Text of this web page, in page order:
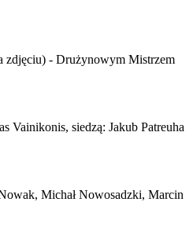
zdjęciu) - Drużynowym Mistrzem
Vainikonis, siedzą: Jakub Patreuha
Michał Nowosadzki, Marcin